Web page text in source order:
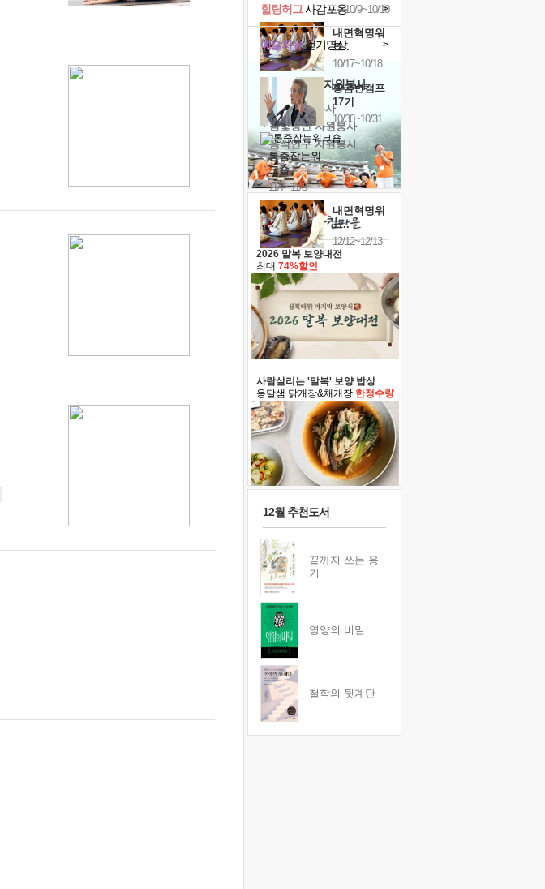
10/9~10/10
내면혁명워
크..
10/17~10/18
황금변캠프
17기
10/30~10/31
통증잡는워
크숍
11/7~11/8
내면혁명워
크..
12/12~12/13
예술치유걷기명상 >
힐링허그사감포옹 >
'옹달샘의 꽃' 자원봉사
· 청년 자원봉사
· 금빛청년 자원봉사
· 음식연구 자원봉사
2026 말복 보양대전
최대 74%할인
사람살리는 '말복' 보양 밥상
옹달샘 닭개장&채개장 한정수량
12월 추천도서
끝까지 쓰는 용
기
영양의 비밀
철학의 뒷계단